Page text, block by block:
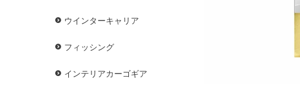
ウインターキャリア
フィッシング
インテリアカーゴギア